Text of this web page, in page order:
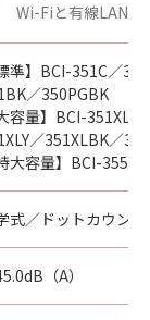
Wi-Fiと有線LANは
標準】BCI-351C／
／350PGBK
大容量】BCI-351XLC
／351XLBK／
大容量】BCI-
式／ドットカウン
（A）